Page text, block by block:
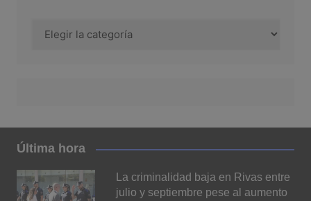
Última hora
La criminalidad baja en Rivas entre
julio y septiembre pese al aumento